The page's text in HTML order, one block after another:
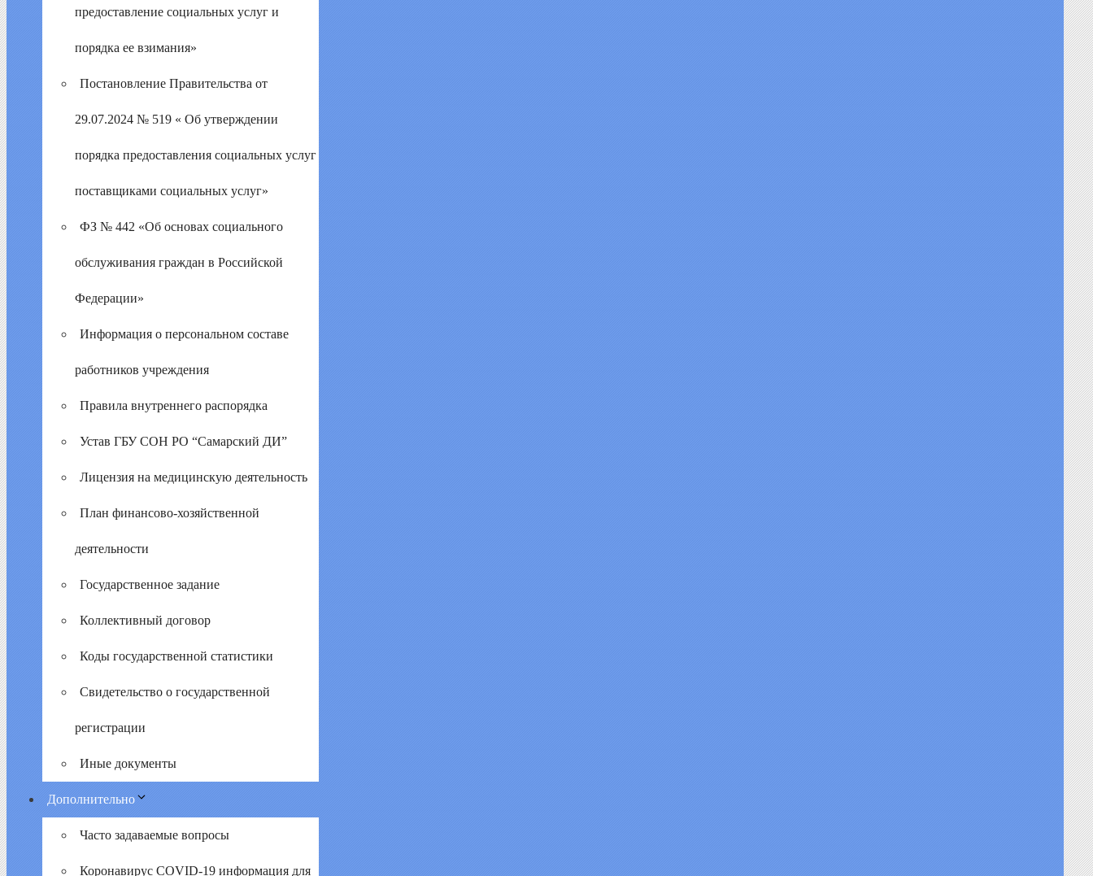
предоставление социальных услуг и
порядка ее взимания»
Постановление Правительства от
29.07.2024 № 519 « Об утверждении
порядка предоставления социальных услуг
поставщиками социальных услуг»
ФЗ № 442 «Об основах социального
обслуживания граждан в Российской
Федерации»
Информация о персональном составе
работников учреждения
Правила внутреннего распорядка
Устав ГБУ СОН РО “Самарский ДИ”
Лицензия на медицинскую деятельность
План финансово-хозяйственной
деятельности
Государственное задание
Коллективный договор
Коды государственной статистики
Свидетельство о государственной
регистрации
Иные документы
Дополнительно
Часто задаваемые вопросы
Коронавирус COVID-19 информация для